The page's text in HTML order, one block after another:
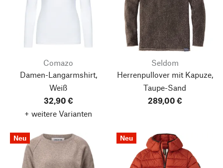
Comazo
Damen-Langarmshirt,
Weiß
32,90 €
+ weitere Varianten
Seldom
Herrenpullover mit Kapuze,
Taupe-Sand
289,00 €
Neu Neu